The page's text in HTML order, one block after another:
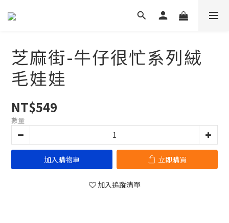
芝麻街-牛仔很忙系列絨
毛娃娃
NT$549
數量
加入購物車 立即購買
加入追蹤清單